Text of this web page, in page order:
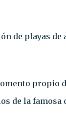
de playas de
propio
de la